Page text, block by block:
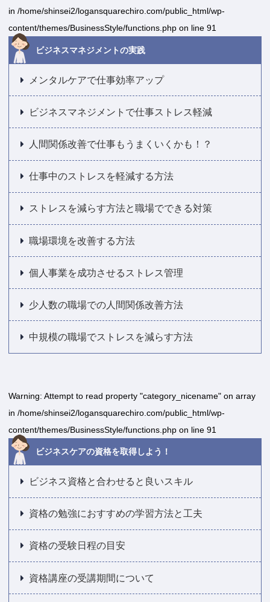
in /home/shinsei2/logansquarechiro.com/public_html/wp-
content/themes/BusinessStyle/functions.php on line 91
ビジネスマネジメントの実践
メンタルケアで仕事効率アップ
ビジネスマネジメントで仕事ストレス軽減
人間関係改善で仕事もうまくいくかも！？
仕事中のストレスを軽減する方法
ストレスを減らす方法と職場でできる対策
職場環境を改善する方法
個人事業を成功させるストレス管理
少人数の職場での人間関係改善方法
中規模の職場でストレスを減らす方法
Warning: Attempt to read property "category_nicename" on array
in /home/shinsei2/logansquarechiro.com/public_html/wp-
content/themes/BusinessStyle/functions.php on line 91
ビジネスケアの資格を取得しよう！
ビジネス資格と合わせると良いスキル
資格の勉強におすすめの学習方法と工夫
資格の受験日程の目安
資格講座の受講期間について